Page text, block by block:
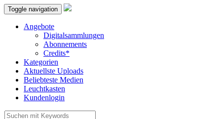
Toggle navigation
Angebote
Digitalsammlungen
Abonnements
Credits*
Kategorien
Aktuellste Uploads
Beliebteste Medien
Leuchtkasten
Kundenlogin